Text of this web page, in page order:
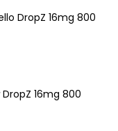
DropZ 16mg 800
16mg 800